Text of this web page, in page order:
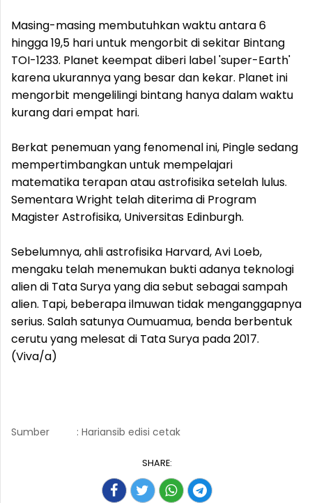
Masing-masing membutuhkan waktu antara 6
hingga 19,5 hari untuk mengorbit di sekitar Bintang
TOI-1233. Planet keempat diberi label 'super-Earth'
karena ukurannya yang besar dan kekar. Planet ini
mengorbit mengelilingi bintang hanya dalam waktu
kurang dari empat hari.
Berkat penemuan yang fenomenal ini, Pingle sedang
mempertimbangkan untuk mempelajari
matematika terapan atau astrofisika setelah lulus.
Sementara Wright telah diterima di Program
Magister Astrofisika, Universitas Edinburgh.
Sebelumnya, ahli astrofisika Harvard, Avi Loeb,
mengaku telah menemukan bukti adanya teknologi
alien di Tata Surya yang dia sebut sebagai sampah
alien. Tapi, beberapa ilmuwan tidak menganggapnya
serius. Salah satunya Oumuamua, benda berbentuk
cerutu yang melesat di Tata Surya pada 2017.
(Viva/a)
Sumber : Hariansib edisi cetak
SHARE: